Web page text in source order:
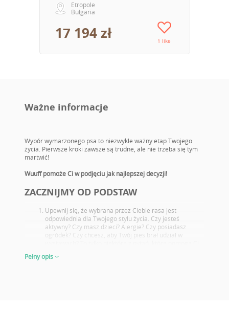
Etropole
Bułgaria
17 194 zł 1 like
Ważne informacje
Wybór wymarzonego psa to niezwykle ważny etap Twojego
życia. Pierwsze kroki zawsze są trudne, ale nie trzeba się tym
martwić!
Wuuff pomoże Ci w podjęciu jak najlepszej decyzji!
ZACZNIJMY OD PODSTAW
Upewnij się, że wybrana przez Ciebie rasa jest
odpowiednia dla Twojego stylu życia. Czy jesteś
aktywny? Czy masz dzieci? Alergie? Czy posiadasz
ogródek? Czy chcesz, aby Twój pies brał udział w
Zapoznaj się z potencjalnymi problemami zdrowotnymi
Pełny opis